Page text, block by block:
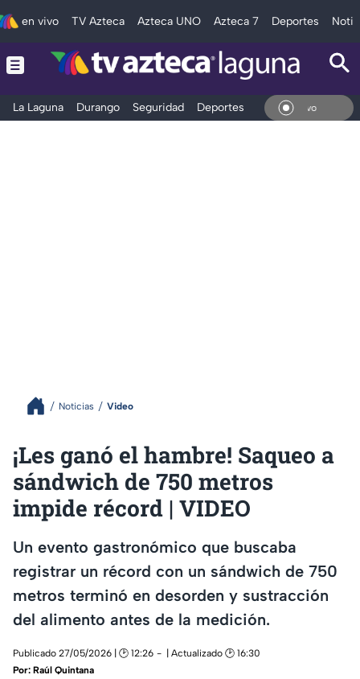
en vivo TV Azteca Azteca UNO Azteca 7 Deportes
La Laguna Durango Seguridad Deportes Entretenimiento En
Noticias Video
¡Les ganó el hambre! Saqueo a
sándwich de 750 metros
impide récord | VIDEO
Un evento gastronómico que buscaba
registrar un récord con un sándwich de 750
metros terminó en desorden y sustracción
del alimento antes de la medición.
Publicado 27/05/2026 | 🕑 12:26
| Actualizado 🕑 16:30
Por: Raúl Quintana